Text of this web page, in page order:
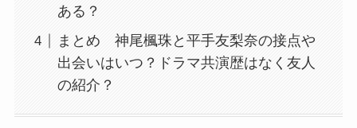
ある？
まとめ 神尾楓珠と平手友梨奈の接点や
出会いはいつ？ドラマ共演歴はなく友人
の紹介？